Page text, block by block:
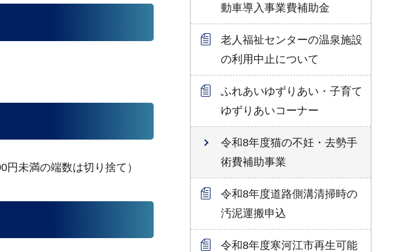
未満の端数は切り捨て）
動車導入事業費補助金
老人福祉センターの温泉施設
の利用中止について
ふれあいゆずりあい・子育て
ゆずりあいコーナー
令和8年度猫の不妊・去勢手
術費補助事業
令和8年度道路側溝清掃時の
汚泥運搬申込
令和8年度寒河江市再生可能